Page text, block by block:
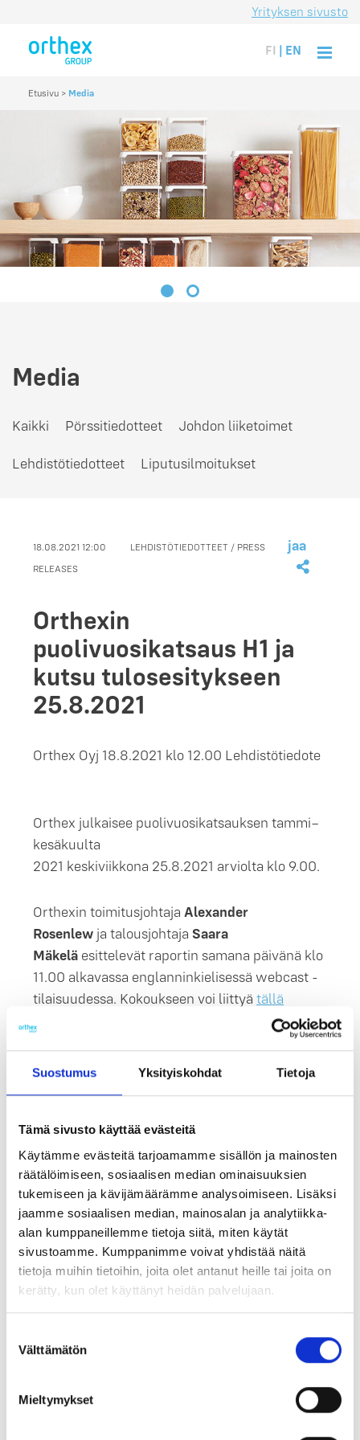
Suostumus Yksityiskohdat Tietoja
Tämä sivusto käyttää evästeitä
Käytämme evästeitä tarjoamamme sisällön ja mainosten
räätälöimiseen, sosiaalisen median ominaisuuksien
tukemiseen ja kävijämäärämme analysoimiseen. Lisäksi
jaamme sosiaalisen median, mainosalan ja analytiikka-
alan kumppaneillemme tietoja siitä, miten käytät
sivustoamme. Kumppanimme voivat yhdistää näitä
tietoja muihin tietoihin, joita olet antanut heille tai joita on
kerätty, kun olet käyttänyt heidän palvelujaan.
valinta
Välttämätön
Mieltymykset
Yrityksen sivusto
FI | EN
Etusivu > Media
1 2
Media
Kaikki Pörssitiedotteet Johdon liiketoimet
Lehdistötiedotteet Liputusilmoitukset
18.08.2021 12:00
LEHDISTÖTIEDOTTEET / PRESS
RELEASES
jaa
Orthexin
puolivuosikatsaus H1 ja
kutsu tulosesitykseen
25.8.2021
Orthex Oyj 18.8.2021 klo 12.00 Lehdistötiedote
Orthex julkaisee puolivuosikatsauksen tammi–
kesäkuulta
2021 keskiviikkona 25.8.2021 arviolta klo 9.00.
Orthexin toimitusjohtaja Alexander
Rosenlew ja talousjohtaja Saara
Mäkelä esittelevät raportin samana päivänä klo
11.00 alkavassa englanninkielisessä webcast -
tilaisuudessa. Kokoukseen voi liittyä tällä
Kysymysosuus (Q&A)
Esitysmateriaali
Esitysmateriaali näytetään webcast -
tilaisuudessa ja sen voi ladata samana
päivänä Orthexin verkkosivuilta
osoitteessa https://investors.orthexgroup.com/fi/
Tallenne esityksestä
Tallenne esityksestä julkaistaan
https://investors.orthexgroup.com/fi/